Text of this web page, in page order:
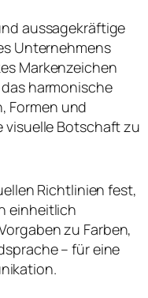
aussagekräftige
Unternehmens
Markenzeichen
harmonische
Formen und
visuelle Botschaft zu
Richtlinien fest,
einheitlich
zu Farben,
– für eine